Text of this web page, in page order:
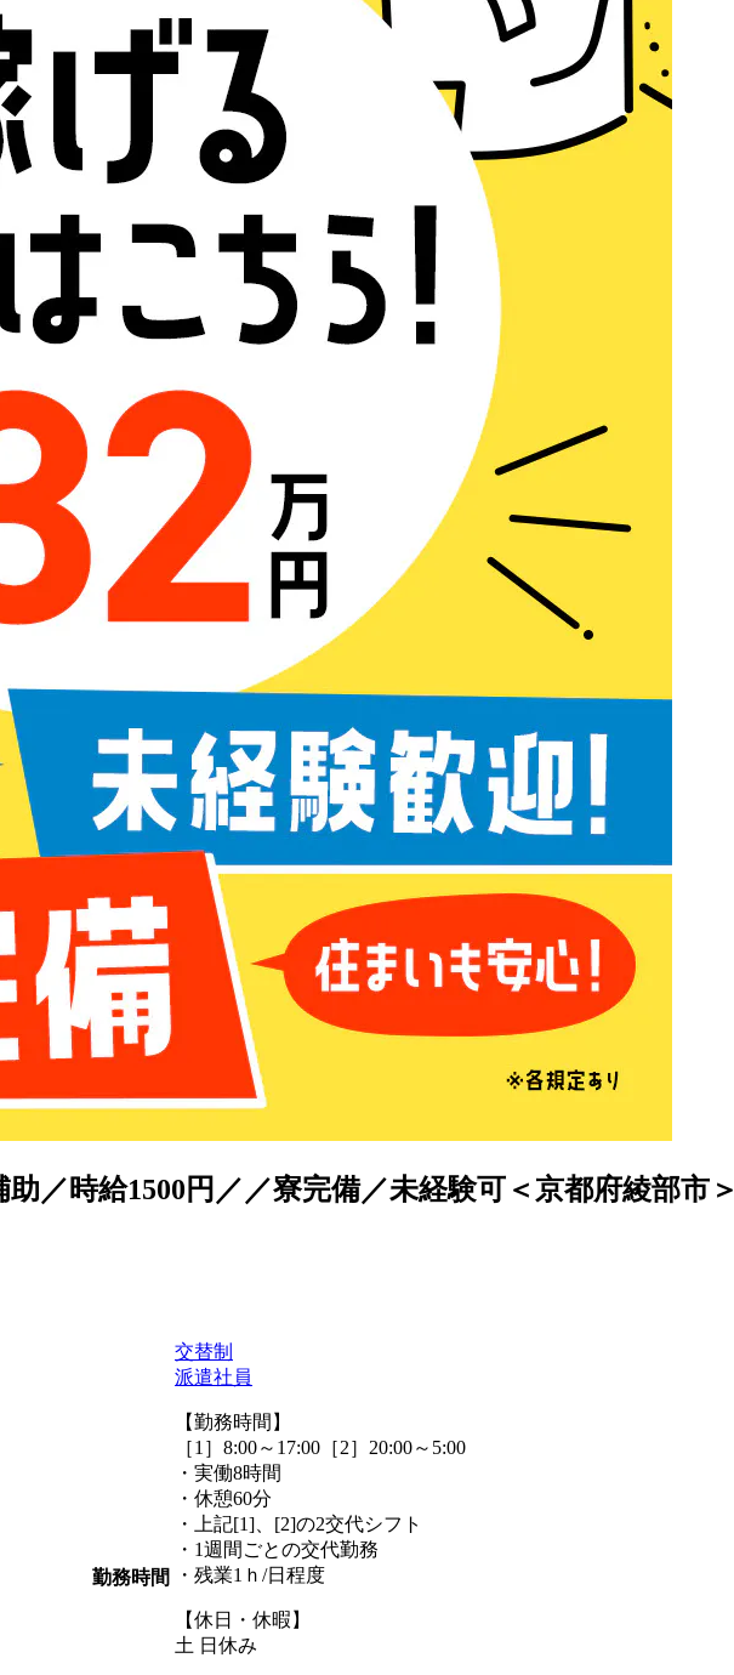
／時給1500円／／寮完備／未経験可＜京都府綾部市＞
勤務時間
交替制
派遣社員
【勤務時間】
［1］8:00～17:00［2］20:00～5:00
・実働8時間
・休憩60分
・上記[1]、[2]の2交代シフト
・1週間ごとの交代勤務
・残業1ｈ/日程度
【休日・休暇】
土 日休み